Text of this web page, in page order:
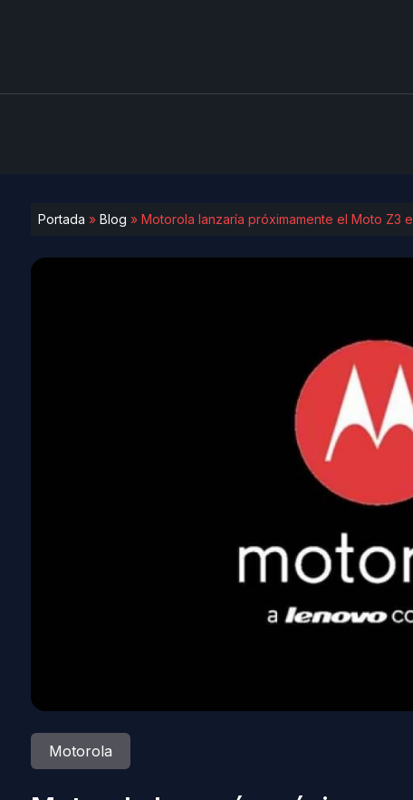
Portada » Blog » Motorola lanzaría próximamente el Moto Z3
Motorola